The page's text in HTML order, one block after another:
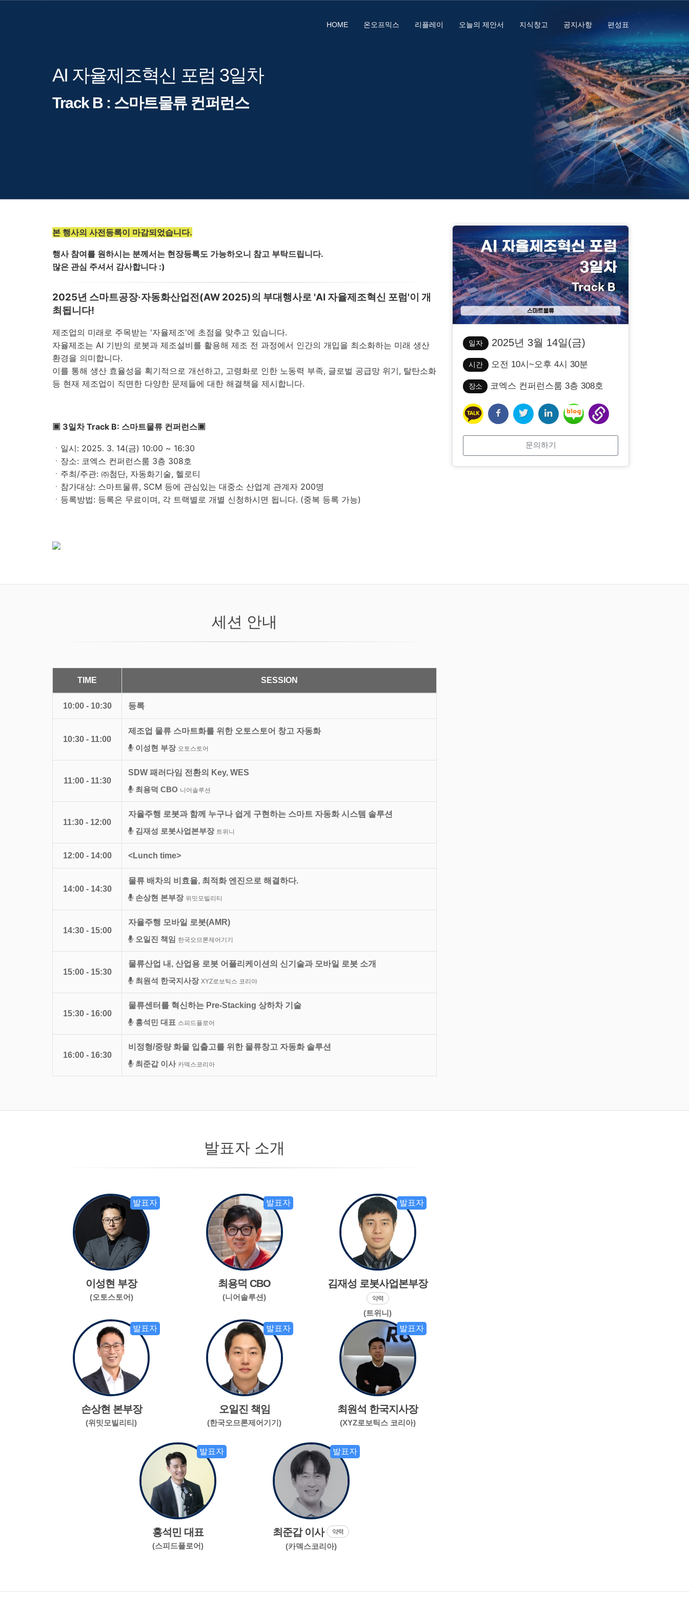
HOME 온오프믹스 리플레이 오늘의 제안서 지식창고 공지사항 편성표
AI 자율제조혁신 포럼 3일차
Track B : 스마트물류 컨퍼런스
일자 2025년 3월 14일(금)
시간 오전 10시~오후 4시 30분
장소 코엑스 컨퍼런스룸 3층 308호
문의하기
본 행사의 사전등록이 마감되었습니다.
행사 참여를 원하시는 분께서는 현장등록도 가능하오니 참고 부탁드립니다.
많은 관심 주셔서 감사합니다 :)
2025년 스마트공장·자동화산업전(AW 2025)의 부대행사로 'AI 자율제조혁신 포럼'이 개
최됩니다!
제조업의 미래로 주목받는 '자율제조'에 초점을 맞추고 있습니다.
자율제조는 AI 기반의 로봇과 제조설비를 활용해 제조 전 과정에서 인간의 개입을 최소화하는 미래 생산
환경을 의미합니다.
이를 통해 생산 효율성을 획기적으로 개선하고, 고령화로 인한 노동력 부족, 글로벌 공급망 위기, 탈탄소화
등 현재 제조업이 직면한 다양한 문제들에 대한 해결책을 제시합니다.
▣ 3일차 Track B: 스마트물류 컨퍼런스▣
ㆍ일시: 2025. 3. 14(금) 10:00 ~ 16:30
ㆍ장소: 코엑스 컨퍼런스룸 3층 308호
ㆍ주최/주관: ㈜첨단, 자동화기술, 헬로티
ㆍ참가대상: 스마트물류, SCM 등에 관심있는 대중소 산업계 관계자 200명
ㆍ등록방법: 등록은 무료이며, 각 트랙별로 개별 신청하시면 됩니다. (중복 등록 가능)
세션 안내
TIME SESSION
10:00 - 10:30 등록
10:30 - 11:00
제조업 물류 스마트화를 위한 오토스토어 창고 자동화
이성현 부장 오토스토어
11:00 - 11:30
SDW 패러다임 전환의 Key, WES
최용덕 CBO 니어솔루션
11:30 - 12:00
자율주행 로봇과 함께 누구나 쉽게 구현하는 스마트 자동화 시스템 솔루션
김재성 로봇사업본부장 트위니
12:00 - 14:00 <Lunch time>
14:00 - 14:30
물류 배차의 비효율, 최적화 엔진으로 해결하다.
손상현 본부장 위밋모빌리티
14:30 - 15:00
자율주행 모바일 로봇(AMR)
오일진 책임 한국오므론제어기기
15:00 - 15:30
물류산업 내, 산업용 로봇 어플리케이션의 신기술과 모바일 로봇 소개
최원석 한국지사장 XYZ로보틱스 코리아
15:30 - 16:00
물류센터를 혁신하는 Pre-Stacking 상하차 기술
홍석민 대표 스피드플로어
16:00 - 16:30
비정형/중량 화물 입출고를 위한 물류창고 자동화 솔루션
최준갑 이사 카덱스코리아
발표자 소개
발표자
이성현 부장
(오토스토어)
발표자
최용덕 CBO
(니어솔루션)
발표자
김재성 로봇사업본부장
약력
(트위니)
발표자
손상현 본부장
(위밋모빌리티)
발표자
오일진 책임
(한국오므론제어기기)
발표자
최원석 한국지사장
(XYZ로보틱스 코리아)
발표자
홍석민 대표
(스피드플로어)
발표자
최준갑 이사 약력
(카덱스코리아)